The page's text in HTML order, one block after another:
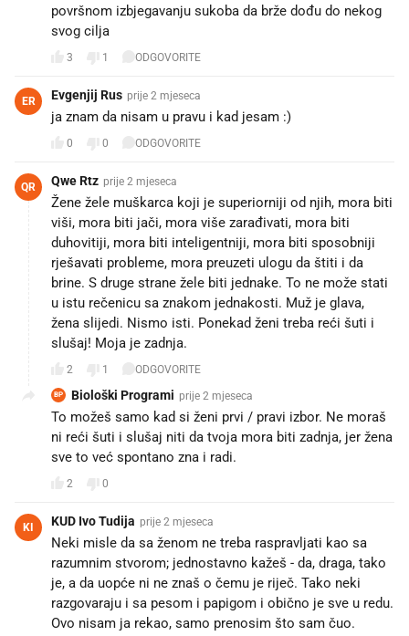
površnom izbjegavanju sukoba da brže dođu do nekog
svog cilja
3 1 ODGOVORITE
ER Evgenjij Rus prije 2 mjeseca
ja znam da nisam u pravu i kad jesam :)
0 0 ODGOVORITE
QR Qwe Rtz prije 2 mjeseca
Žene žele muškarca koji je superiorniji od njih, mora biti
viši, mora biti jači, mora više zarađivati, mora biti
duhovitiji, mora biti inteligentniji, mora biti sposobniji
rješavati probleme, mora preuzeti ulogu da štiti i da
brine. S druge strane žele biti jednake. To ne može stati
u istu rečenicu sa znakom jednakosti. Muž je glava,
žena slijedi. Nismo isti. Ponekad ženi treba reći šuti i
slušaj! Moja je zadnja.
2 1 ODGOVORITE
BP Biološki Programi prije 2 mjeseca
To možeš samo kad si ženi prvi / pravi izbor. Ne moraš
ni reći šuti i slušaj niti da tvoja mora biti zadnja, jer žena
sve to već spontano zna i radi.
2 0
KI KUD Ivo Tudija prije 2 mjeseca
Neki misle da sa ženom ne treba raspravljati kao sa
razumnim stvorom; jednostavno kažeš - da, draga, tako
je, a da uopće ni ne znaš o čemu je riječ. Tako neki
razgovaraju i sa pesom i papigom i obično je sve u redu.
Ovo nisam ja rekao, samo prenosim što sam čuo.